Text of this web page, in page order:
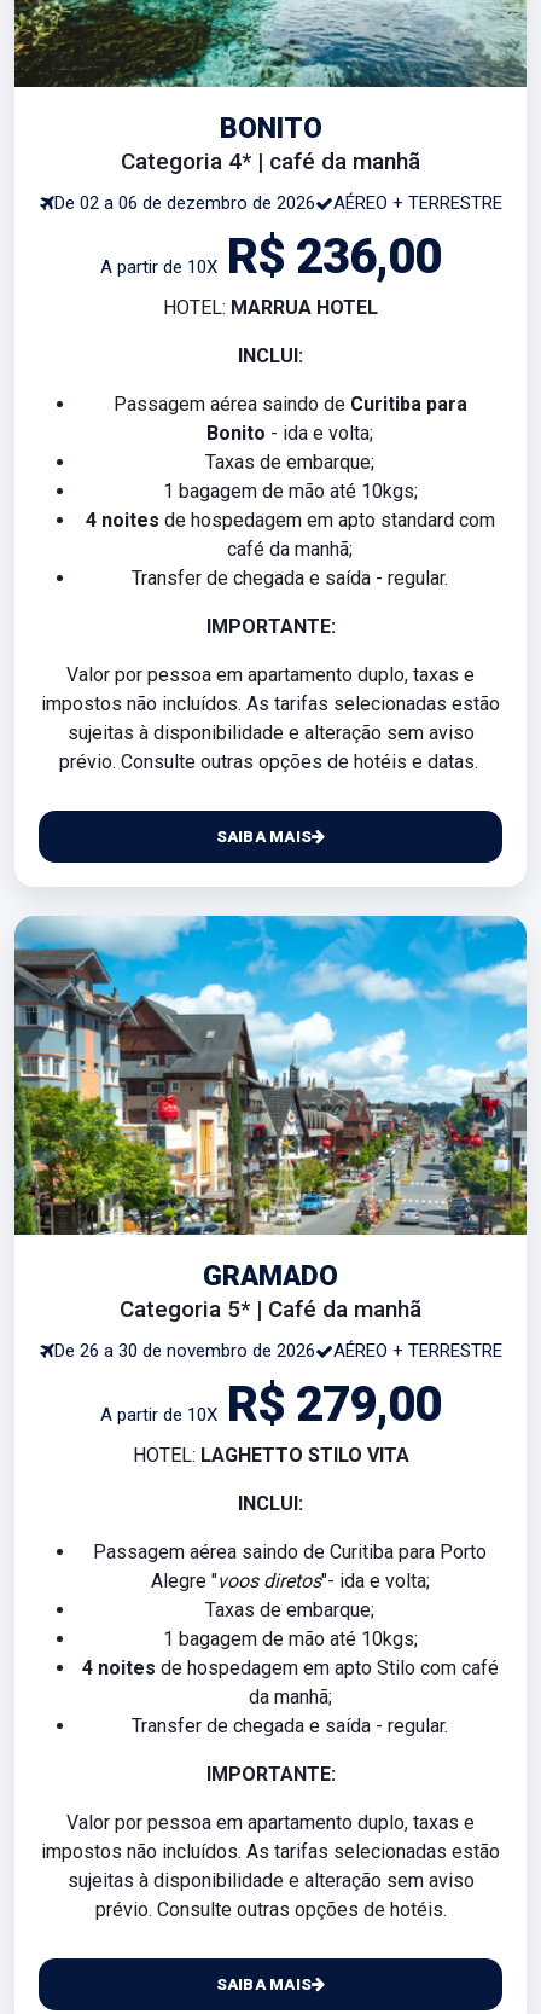
BONITO
Categoria 4* | café da manhã
De 02 a 06 de dezembro de 2026 AÉREO + TERRESTRE
A partir de 10X R$ 236,00
HOTEL: MARRUA HOTEL
INCLUI:
Passagem aérea saindo de Curitiba para
Bonito - ida e volta;
Taxas de embarque;
1 bagagem de mão até 10kgs;
4 noites de hospedagem em apto standard com
café da manhã;
Transfer de chegada e saída - regular.
IMPORTANTE:
Valor por pessoa em apartamento duplo, taxas e
impostos não incluídos. As tarifas selecionadas estão
sujeitas à disponibilidade e alteração sem aviso
prévio. Consulte outras opções de hotéis e datas.
SAIBA MAIS
GRAMADO
Categoria 5* | Café da manhã
De 26 a 30 de novembro de 2026 AÉREO + TERRESTRE
A partir de 10X R$ 279,00
HOTEL: LAGHETTO STILO VITA
INCLUI:
Passagem aérea saindo de Curitiba para Porto
Alegre "voos diretos"- ida e volta;
Taxas de embarque;
1 bagagem de mão até 10kgs;
4 noites de hospedagem em apto Stilo com café
da manhã;
Transfer de chegada e saída - regular.
IMPORTANTE:
Valor por pessoa em apartamento duplo, taxas e
impostos não incluídos. As tarifas selecionadas estão
sujeitas à disponibilidade e alteração sem aviso
prévio. Consulte outras opções de hotéis.
SAIBA MAIS